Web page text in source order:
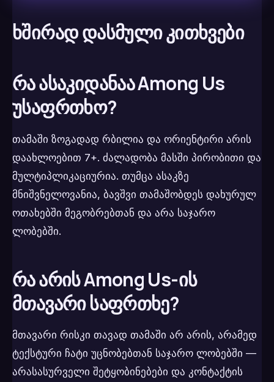
ხშირად დასმული კითხვები
რა ასაკიდანაა Among Us
უსაფრთხო?
თამაში ზოგადად რბილია და ორიენტირი არის
დაახლოებით 7+. ძალადობა მასში პირობითი და
მულტიპლიკაციურია. თუმცა ასაკზე
მნიშვნელოვანია, ბავშვი თამაშობდეს დახურულ
ოთახებში მეგობრებთან და არა საჯარო
ლობებში.
რა არის Among Us-ის
მთავარი საფრთხე?
მთავარი რისკი თავად თამაში არ არის, არამედ
ტექსტური ჩატი უცნობებთან საჯარო ლობებში —
არასასურველი შეტყობინებები და კონტაქტის